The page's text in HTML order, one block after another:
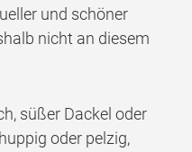
und schöner
nicht an diesem
süßer Dackel oder
oder pelzig,